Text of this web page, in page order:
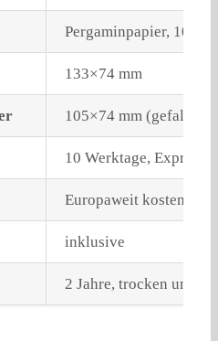
Pergaminpapier,
133×74 mm
105×74 mm (gefalzt)
10 Werktage,
Europaweit
inklusive
2 Jahre, trocken und